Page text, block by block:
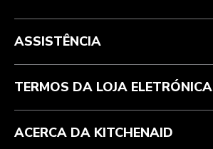
Health Check
Atendimento ao cliente
Acompanhar a sua encomenda
Garantia e documentos
Perguntas frequentes
Termos e condições
Envio e entrega
Devoluções e reembolsos
Marca
ODR
A marca
A nossa história
ASSISTÊNCIA
TERMOS DA LOJA ELETRÓNICA
ACERCA DA KITCHENAID